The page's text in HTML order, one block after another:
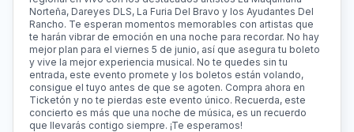
Norteña, Dareyes DLS, La Furia Del Bravo y los Ayudantes Del
Rancho. Te esperan momentos memorables con artistas que
te harán vibrar de emoción en una noche para recordar. No hay
mejor plan para el viernes 5 de junio, así que asegura tu boleto
y vive la mejor experiencia musical. No te quedes sin tu
entrada, este evento promete y los boletos están volando,
consigue el tuyo antes de que se agoten. Compra ahora en
Ticketón y no te pierdas este evento único. Recuerda, este
concierto es más que una noche de música, es un recuerdo
que llevarás contigo siempre. ¡Te esperamos!